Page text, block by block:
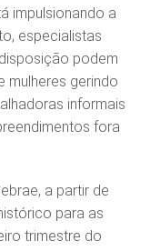
impulsionando a
especialistas
podem
mulheres gerindo
informais
fora
a partir de
para as
trimestre do